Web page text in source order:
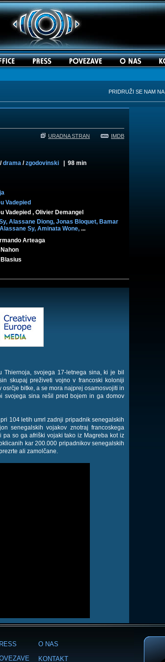
PRIDRUŽI SE NAM NA
URADNA STRAN IMDB
/drama /zgodovinski | 98 min
Vadepied
Vadepied , Olivier Demangel
Alassane Diong, Jonas Bloquet, Bamar
Alassane Sy, Aminata Wone, ...
Arteaga
svojega 17-letnega sina, ki je bil
skupaj preživeti vojno v francoski koloniji
bitke, a se mora najprej osamosvojiti in
svojega sina rešil pred bojem in ga domov
104 letih umrl zadnji pripadnik senegalskih
senegalskih vojakov znotraj francoskega
so ga afriški vojaki tako iz Magreba kot iz
kar 200.000 pripadnikov senegalskih
ali zamolčane.
O NAS
KONTAKT